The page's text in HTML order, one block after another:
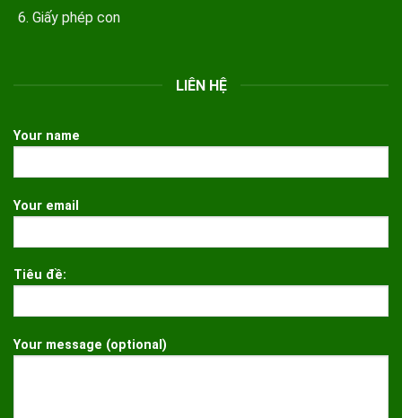
Giấy phép con
LIÊN HỆ
Your name
Your email
Tiêu đề:
Your message (optional)